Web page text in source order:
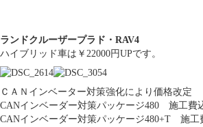
ランドクルーザープラド・RAV4
ハイブリッド車は￥22000円UPです。
ＣＡＮインベーター対策強化により価格改定
CANインベーダー対策パッケージ480 施工費
CANインベーダー対策パッケージ480+T 施